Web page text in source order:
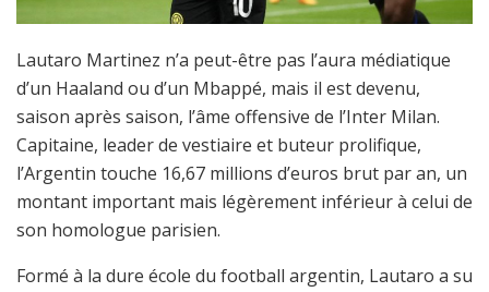
Lautaro Martinez n’a peut-être pas l’aura médiatique
d’un Haaland ou d’un Mbappé, mais il est devenu,
saison après saison, l’âme offensive de l’Inter Milan.
Capitaine, leader de vestiaire et buteur prolifique,
l’Argentin touche 16,67 millions d’euros brut par an, un
montant important mais légèrement inférieur à celui de
son homologue parisien.
Formé à la dure école du football argentin, Lautaro a su